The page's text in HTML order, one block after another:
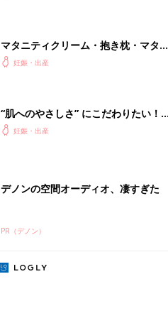
マタニティクリーム・抱き枕・マタニ
ティインナー・葉酸 口コミ人気ラン
妊娠・出産
“肌へのやさしさ” にこだわりたい！
ママ・パパが選ぶおむつグッズ8選
妊娠・出産
デノンの空間オーディオ、凄すぎた
PR（デノン）